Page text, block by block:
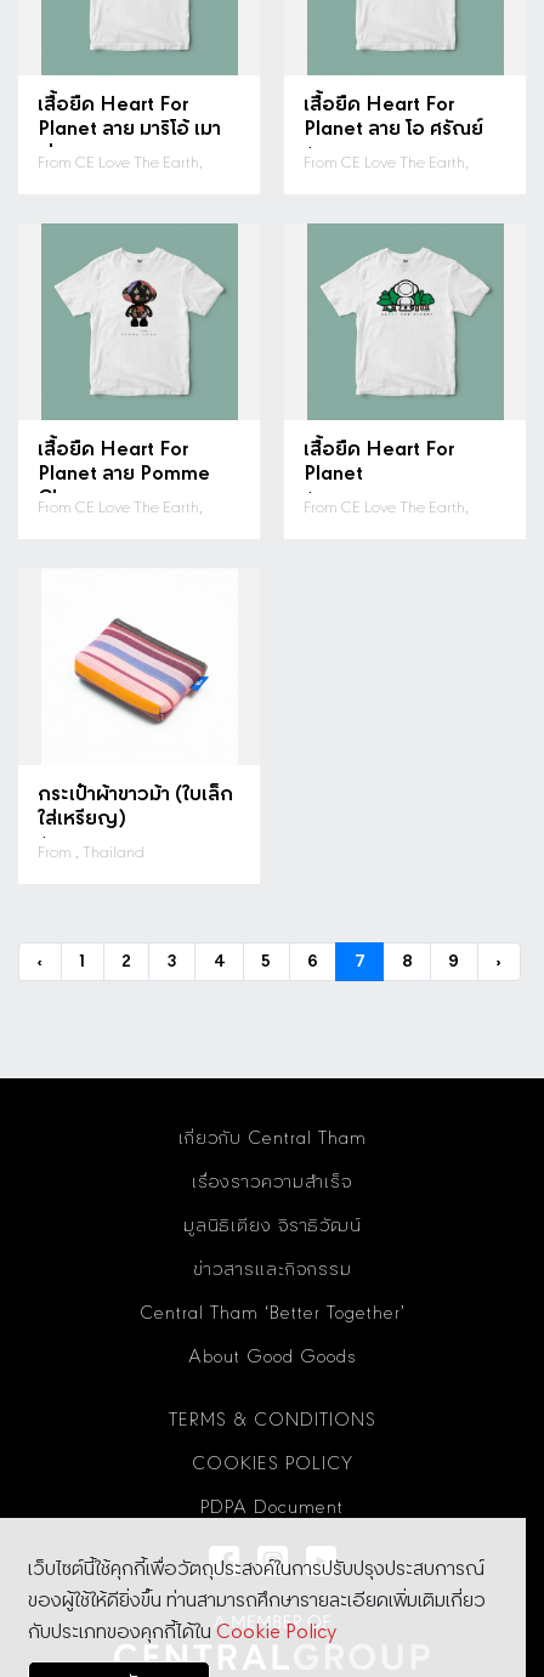
เสื้อยืด Heart For
Planet ลาย มาริโอ้ เมา
เร่อ
From CE Love The Earth,
เสื้อยืด Heart For
Planet ลาย โอ ศรัณย์
฿ 300.00
From CE Love The Earth,
เสื้อยืด Heart For
Planet ลาย Pomme
Chan
From CE Love The Earth,
ดูรายละเอียด
เสื้อยืด Heart For
Planet
฿ 300.00
From CE Love The Earth,
ดูรายละเอียด
กระเป๋าผ้าขาวม้า (ใบเล็ก
ใส่เหรียญ)
฿ 49.00
From , Thailand
ดูรายละเอียด
‹ 1 2 3 4 5 6 7 8 9 ›
เกี่ยวกับ Central Tham
เรื่องราวความสำเร็จ
มูลนิธิเตียง จิราธิวัฒน์
ข่าวสารและกิจกรรม
Central Tham ‘Better Together’
About Good Goods
TERMS & CONDITIONS
COOKIES POLICY
PDPA Document
เว็บไซต์นี้ใช้คุกกี้เพื่อวัตถุประสงค์ในการปรับปรุงประสบการณ์
ของผู้ใช้ให้ดียิ่งขึ้น ท่านสามารถศึกษารายละเอียดเพิ่มเติมเกี่ยว
กับประเภทของคุกกี้ได้ในCookie Policy